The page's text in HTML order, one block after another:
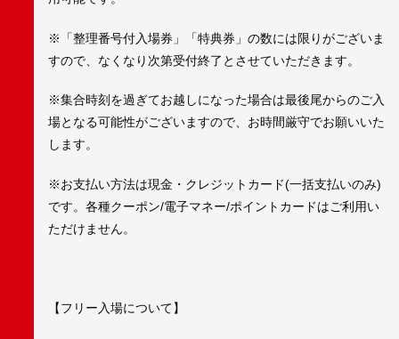
※「整理番号付入場券」「特典券」の数には限りがございま
すので、なくなり次第受付終了とさせていただきます。
※集合時刻を過ぎてお越しになった場合は最後尾からのご入
場となる可能性がございますので、お時間厳守でお願いいた
します。
※お支払い方法は現金・クレジットカード(一括支払いのみ)
です。各種クーポン/電子マネー/ポイントカードはご利用い
ただけません。
【フリー入場について】